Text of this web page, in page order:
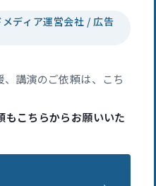
ディア運営会社 / 広告
講演のご依頼は、こち
こちらからお願いいた